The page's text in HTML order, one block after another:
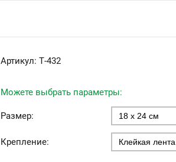
Артикул: Т-432
Можете выбрать параметры:
Размер:
Крепление: